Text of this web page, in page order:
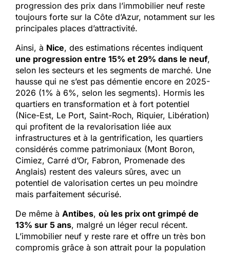
progression des prix dans l’immobilier neuf reste
toujours forte sur la Côte d’Azur, notamment sur les
principales places d’attractivité.
Ainsi, à Nice, des estimations récentes indiquent
une progression entre 15% et 29% dans le neuf,
selon les secteurs et les segments de marché. Une
hausse qui ne s’est pas démentie encore en 2025-
2026 (1% à 6%, selon les segments). Hormis les
quartiers en transformation et à fort potentiel
(Nice-Est, Le Port, Saint-Roch, Riquier, Libération)
qui profitent de la revalorisation liée aux
infrastructures et à la gentrification, les quartiers
considérés comme patrimoniaux (Mont Boron,
Cimiez, Carré d’Or, Fabron, Promenade des
Anglais) restent des valeurs sûres, avec un
potentiel de valorisation certes un peu moindre
mais parfaitement sécurisé.
De même à Antibes, où les prix ont grimpé de
13% sur 5 ans, malgré un léger recul récent.
L’immobilier neuf y reste rare et offre un très bon
compromis grâce à son attrait pour la population